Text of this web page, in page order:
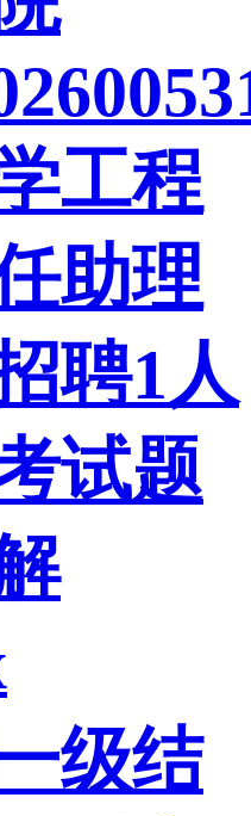
工程
助理
聘1人
试题
级结